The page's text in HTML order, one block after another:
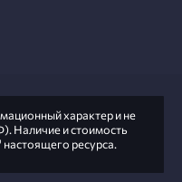
характер и не
Наличие и стоимость
настоящего ресурса.